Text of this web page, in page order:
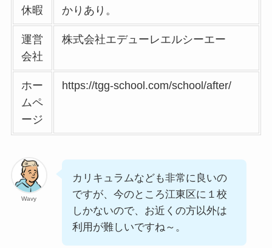
休暇
かりあり。
運営
会社
株式会社エデューレエルシーエー
ホー
ムペ
ージ
https://tgg-school.com/school/after/
Wavy
カリキュラムなども非常に良いの
ですが、今のところ江東区に１校
しかないので、お近くの方以外は
利用が難しいですね～。